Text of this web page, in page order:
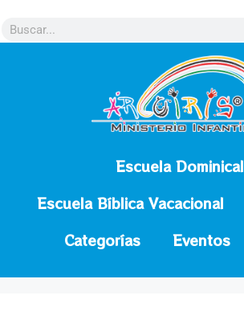
Escuela Dominical
Escuela Bíblica Vacacional
Categorías
Eventos